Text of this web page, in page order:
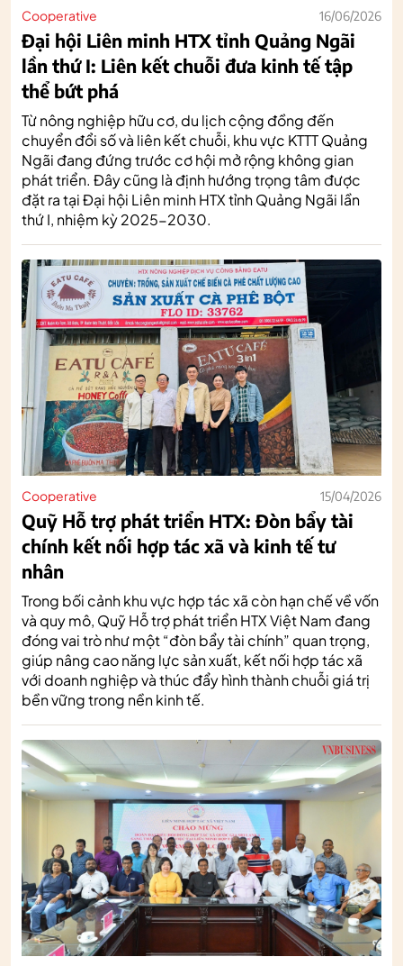
Cooperative 16/06/2026
Đại hội Liên minh HTX tỉnh Quảng Ngãi
lần thứ I: Liên kết chuỗi đưa kinh tế tập
thể bứt phá
Từ nông nghiệp hữu cơ, du lịch cộng đồng đến
chuyển đổi số và liên kết chuỗi, khu vực KTTT Quảng
Ngãi đang đứng trước cơ hội mở rộng không gian
phát triển. Đây cũng là định hướng trọng tâm được
đặt ra tại Đại hội Liên minh HTX tỉnh Quảng Ngãi lần
thứ I, nhiệm kỳ 2025-2030.
Cooperative 15/04/2026
Quỹ Hỗ trợ phát triển HTX: Đòn bẩy tài
chính kết nối hợp tác xã và kinh tế tư
nhân
Trong bối cảnh khu vực hợp tác xã còn hạn chế về vốn
và quy mô, Quỹ Hỗ trợ phát triển HTX Việt Nam đang
đóng vai trò như một “đòn bẩy tài chính” quan trọng,
giúp nâng cao năng lực sản xuất, kết nối hợp tác xã
với doanh nghiệp và thúc đẩy hình thành chuỗi giá trị
bền vững trong nền kinh tế.